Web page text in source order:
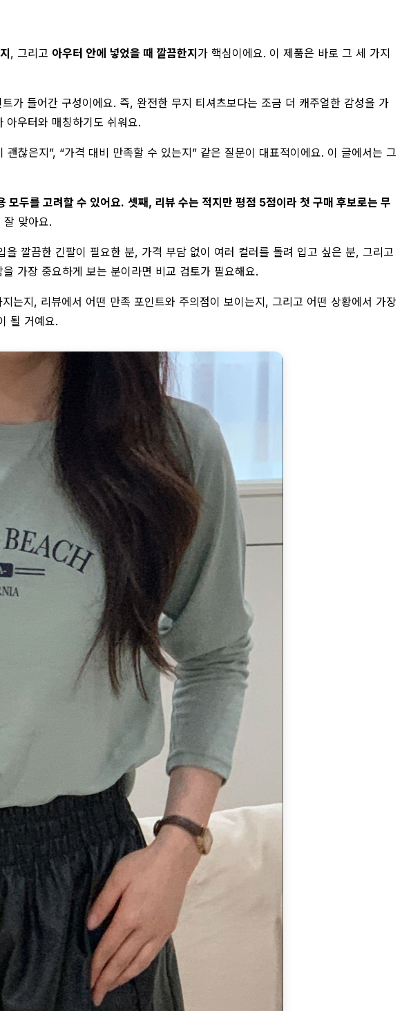
, 그리고 아우터 안에 넣었을 때 깔끔한지가 핵심이에요. 이 제품은 바로 그 세 가지
가 들어간 구성이에요. 즉, 완전한 무지 티셔츠보다는 조금 더 캐주얼한 감성을 가
우터와 매칭하기도 쉬워요.
찮은지”, “가격 대비 만족할 수 있는지” 같은 질문이 대표적이에요. 이 글에서는 그
모두를 고려할 수 있어요. 셋째, 리뷰 수는 적지만 평점 5점이라 첫 구매 후보로는 무
맞아요.
깔끔한 긴팔이 필요한 분, 가격 부담 없이 여러 컬러를 돌려 입고 싶은 분, 그리고
가장 중요하게 보는 분이라면 비교 검토가 필요해요.
는지, 리뷰에서 어떤 만족 포인트와 주의점이 보이는지, 그리고 어떤 상황에서 가장
될 거예요.